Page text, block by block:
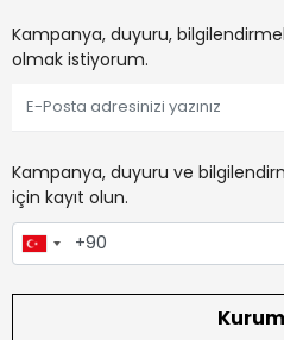
Kampanya, duyuru,
olmak istiyorum.
Kampanya, duyuru ve
için kayıt olun.